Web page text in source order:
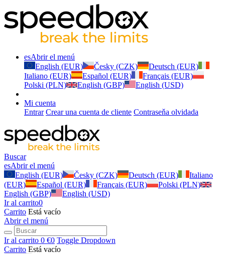
esAbrir el menú
English (EUR)
Česky (CZK)
Deutsch (EUR)
Italiano (EUR)
Español (EUR)
Français (EUR)
Polski (PLN)
English (GBP) English (USD)
Mi cuenta
Entrar Crear una cuenta de cliente Contraseňa olvidada
Buscar
esAbrir el menú
English (EUR)
Česky (CZK) Deutsch (EUR)
Italiano
(EUR)
Español (EUR) Français (EUR)
Polski (PLN)
English (GBP)
English (USD)
Ir al carrito0
Carrito Está vacío
Abrir el menú
Ir al carrito 0 €0 Toggle Dropdown
Carrito Está vacío